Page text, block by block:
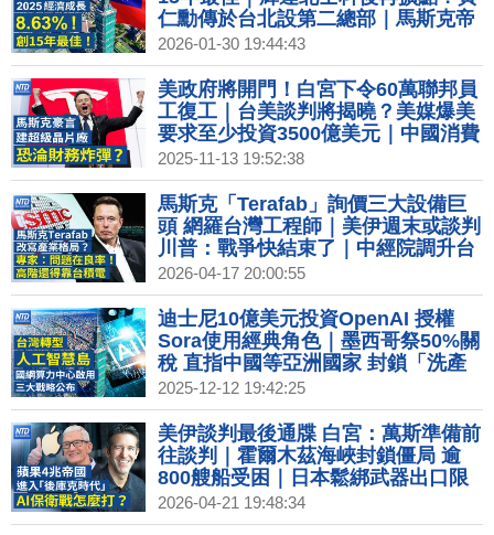
仁勳傳於台北設第二總部｜馬斯克帝
國整合？SpaceX傳擬與Tesla或xAI
合併｜川普週五宣布下任Fed主席！
傳屬意前Fed理事華許
2026-01-30 19:44:43
美政府將開門！白宮下令60萬聯邦員
工復工｜台美談判將揭曉？美媒爆美
要求至少投資3500億美元｜中國消費
者勒緊荷包 雙十一冷清收場｜馬斯克
豪言自建晶圓廠能實現？│#財經新聞
│20251113(四)
2025-11-13 19:52:38
馬斯克「Terafab」詢價三大設備巨
頭 網羅台灣工程師｜美伊週末或談判
川普：戰爭快結束了｜中經院調升台
灣今年經濟成長預測至7.22%｜川普
重振製造業 台灣與美國創「共製」新
模式
2026-04-17 20:00:55
迪士尼10億美元投資OpenAI 授權
Sora使用經典角色｜墨西哥祭50%關
稅 直指中國等亞洲國家 封鎖「洗產
地」｜創台灣主權AI新里程 賴清德親
赴國網中心啟用｜鴻海砸159億蓋高
雄旗艦總部 輪值CEO回應墨關稅
2025-12-12 19:42:25
美伊談判最後通牒 白宮：萬斯準備前
往談判｜霍爾木茲海峽封鎖僵局 逾
800艘船受困｜日本鬆綁武器出口限
制 飛彈、驅逐艦可外銷｜蘋果庫克卸
任CEO 新掌門人迎AI挑戰
2026-04-21 19:48:34